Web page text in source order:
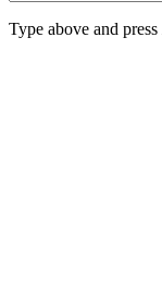
Type above and press